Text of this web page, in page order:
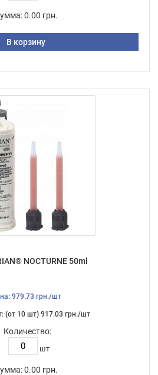
0.00 грн.
В корзину
NOCTURNE 50ml
979.73 грн./шт
(от 10 шт) 917.03 грн./шт
Количество:
шт
0.00 грн.